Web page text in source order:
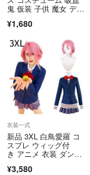
鬼 仮装 子供 魔女 デビ
¥1,680
衣装一式
新品 3XL 白鳥愛羅 コ
スプレ ウィッグ付
き アニメ 衣装 ダンダ
¥3,580